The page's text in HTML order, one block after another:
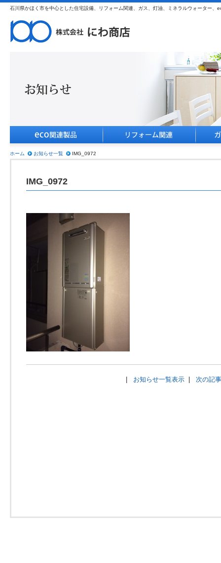
石川県かほく市を中心とした住宅設備、リフォーム関連、ガス、灯油、ミネラルウォーター、
ホーム お知らせ一覧 IMG_0972
IMG_0972
| お知らせ一覧表示| 次の記